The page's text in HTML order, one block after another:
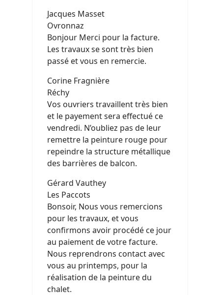
Jacques Masset
Ovronnaz
Bonjour Merci pour la facture.
Les travaux se sont très bien
passé et vous en remercie.
Corine Fragnière
Réchy
Vos ouvriers travaillent très bien
et le payement sera effectué ce
vendredi. N’oubliez pas de leur
remettre la peinture rouge pour
repeindre la structure métallique
des barrières de balcon.
Gérard Vauthey
Les Paccots
Bonsoir, Nous vous remercions
pour les travaux, et vous
confirmons avoir procédé ce jour
au paiement de votre facture.
Nous reprendrons contact avec
vous au printemps, pour la
réalisation de la peinture du
chalet.